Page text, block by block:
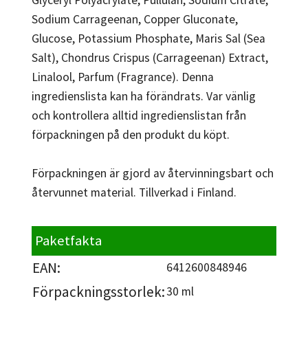
Sodium Carrageenan, Copper Gluconate,
Glucose, Potassium Phosphate, Maris Sal (Sea
Salt), Chondrus Crispus (Carrageenan) Extract,
Linalool, Parfum (Fragrance). Denna
ingredienslista kan ha förändrats. Var vänlig
och kontrollera alltid ingredienslistan från
förpackningen på den produkt du köpt.
Förpackningen är gjord av återvinningsbart och
återvunnet material. Tillverkad i Finland.
Paketfakta
EAN: 6412600848946
Förpackningsstorlek:30 ml